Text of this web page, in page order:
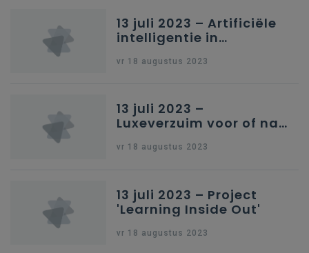
13 juli 2023 – Artificiële
intelligentie in
vr 18 augustus 2023
13 juli 2023 –
Luxeverzuim voor of na
vr 18 augustus 2023
13 juli 2023 – Project
'Learning Inside Out'
vr 18 augustus 2023